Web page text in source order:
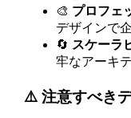
🎨 プロフェ
デザインで
🔄 スケーラ
牢なアーキ
⚠️ 注意すべき